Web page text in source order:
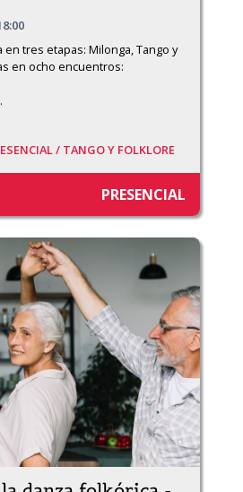
en tres etapas: Milonga, Tango y
en ocho encuentros:
/ TANGO Y FOLKLORE
PRESENCIAL